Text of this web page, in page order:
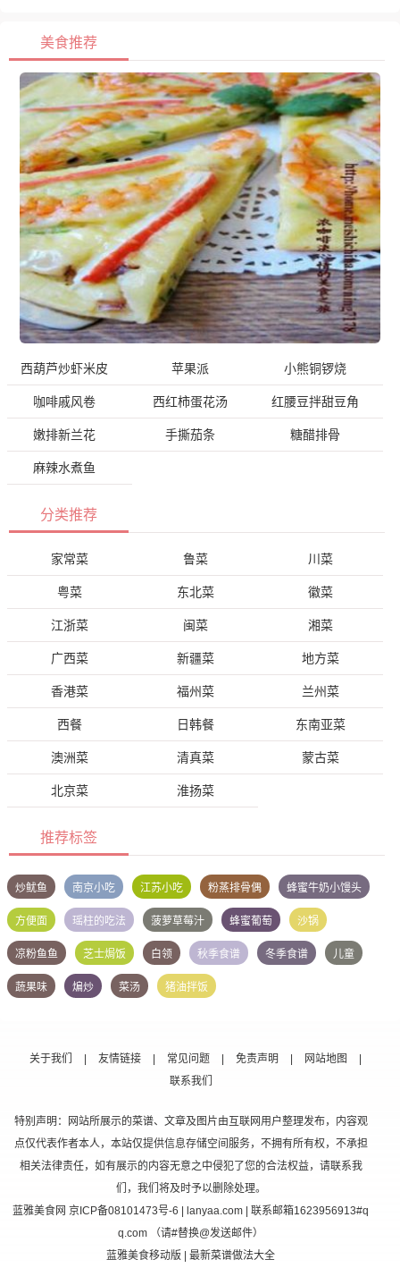
美食推荐
西葫芦炒虾米皮 苹果派 小熊铜锣烧
咖啡戚风卷 西红柿蛋花汤 红腰豆拌甜豆角
嫩排新兰花 手撕茄条 糖醋排骨
麻辣水煮鱼
分类推荐
家常菜 鲁菜 川菜
粤菜 东北菜 徽菜
江浙菜 闽菜 湘菜
广西菜 新疆菜 地方菜
香港菜 福州菜 兰州菜
西餐 日韩餐 东南亚菜
澳洲菜 清真菜 蒙古菜
北京菜 淮扬菜
推荐标签
炒鱿鱼 南京小吃 江苏小吃 粉蒸排骨偶 蜂蜜牛奶小馒头
方便面 瑶柱的吃法 菠萝草莓汁 蜂蜜葡萄 沙锅
凉粉鱼鱼 芝士焗饭 白领 秋季食谱 冬季食谱 儿童
蔬果味 煸炒 菜汤 猪油拌饭
关于我们 | 友情链接 | 常见问题 | 免责声明 | 网站地图
|
联系我们
特别声明：网站所展示的菜谱、文章及图片由互联网用户整理发布，内容观
点仅代表作者本人，本站仅提供信息存储空间服务，不拥有所有权，不承担
相关法律责任，如有展示的内容无意之中侵犯了您的合法权益，请联系我
们，我们将及时予以删除处理。
蓝雅美食网 京ICP备08101473号-6 | lanyaa.com | 联系邮箱1623956913#q
q.com （请#替换@发送邮件）
蓝雅美食移动版 | 最新菜谱做法大全